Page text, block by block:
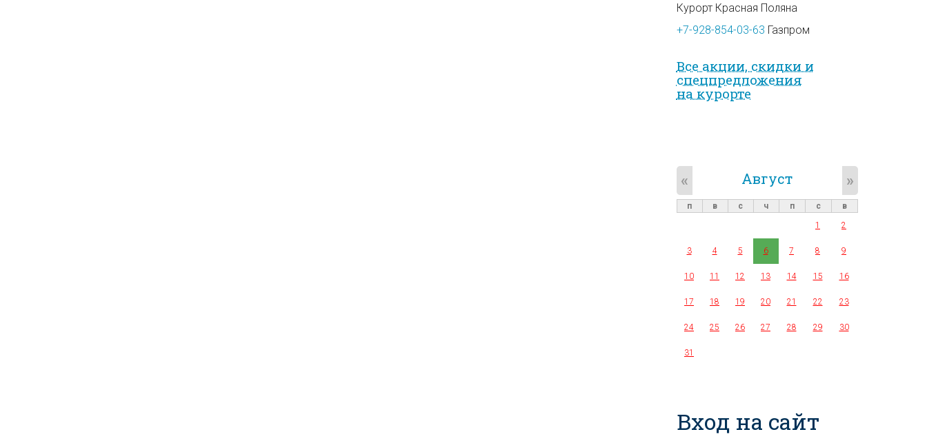
Курорт Красная Поляна
+7-928-854-03-63 Газпром
Все акции, скидки и
спец­предложе­ния
на курорте
Август
« »
п в с ч п с
в
1
2
3 4 5 6 7 8 9
10 11 12 13 14 15 16
17 18 19 20 21 22 23
24 25 26 27 28 29 30
31
Вход на сайт